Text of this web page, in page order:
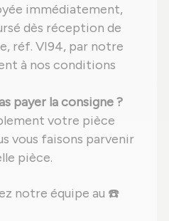
immédiatement,
dès réception de
réf. VI94, par notre
à nos conditions
payer la consigne ?
votre pièce
vous faisons parvenir
pièce.
notre équipe au ☎️